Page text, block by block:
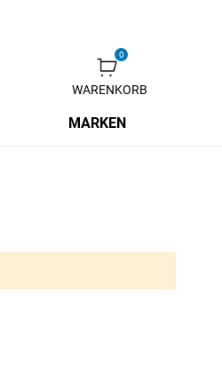
WARENKORB
MARKEN